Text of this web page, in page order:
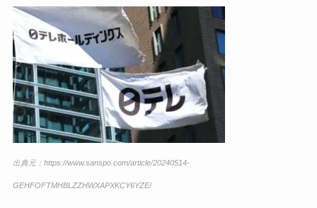
出典元：https://www.sanspo.com/article/20240514-
GEHFOFTMHBLZZHWXAPXKCY6YZE/